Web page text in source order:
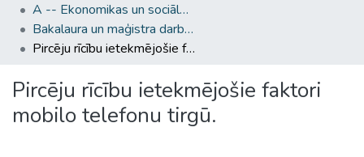
A -- Ekonomikas un sociālo zinātņu fakultāte / Faculty of Economics and Social Sciences
Bakalaura un maģistra darbi (ESZF) / Bachelor's and Master's theses
Pircēju rīcību ietekmējošie faktori mobilo telefonu tirgū.
Pircēju rīcību ietekmējošie faktori
mobilo telefonu tirgū.